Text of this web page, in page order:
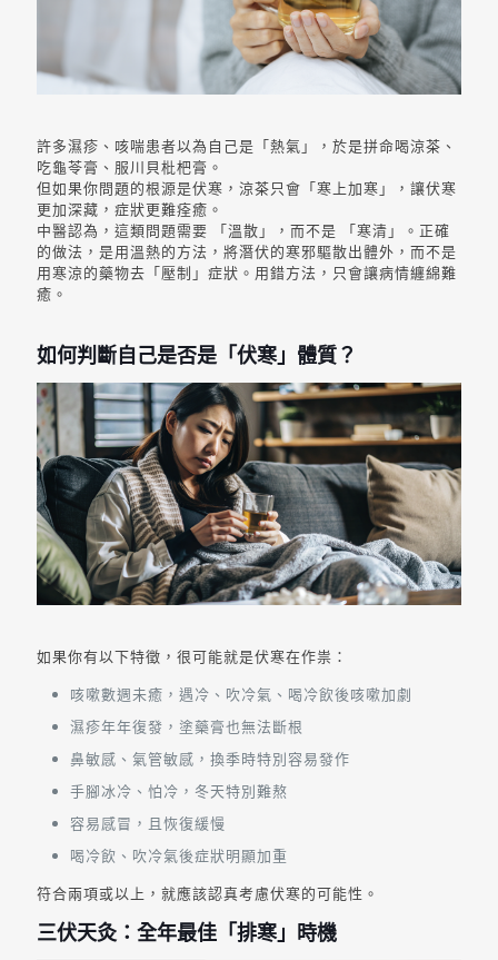
許多濕疹、咳喘患者以為自己是「熱氣」，於是拼命喝涼茶、
吃龜苓膏、服川貝枇杷膏。
但如果你問題的根源是伏寒，涼茶只會「寒上加寒」，讓伏寒
更加深藏，症狀更難痊癒。
中醫認為，這類問題需要 「溫散」，而不是 「寒清」。正確
的做法，是用溫熱的方法，將潛伏的寒邪驅散出體外，而不是
用寒涼的藥物去「壓制」症狀。用錯方法，只會讓病情纏綿難
癒。
如何判斷自己是否是「伏寒」體質？
如果你有以下特徵，很可能就是伏寒在作祟：
咳嗽數週未癒，遇冷、吹冷氣、喝冷飲後咳嗽加劇
濕疹年年復發，塗藥膏也無法斷根
鼻敏感、氣管敏感，換季時特別容易發作
手腳冰冷、怕冷，冬天特別難熬
容易感冒，且恢復緩慢
喝冷飲、吹冷氣後症狀明顯加重
符合兩項或以上，就應該認真考慮伏寒的可能性。
三伏天灸：全年最佳「排寒」時機